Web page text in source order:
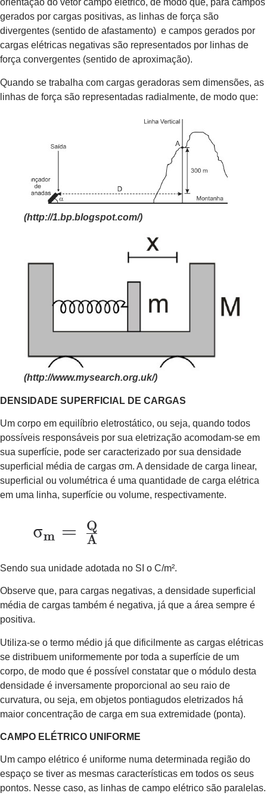
orientação do vetor campo elétrico, de modo que, para campos
gerados por cargas positivas, as linhas de força são
divergentes (sentido de afastamento) e campos gerados por
cargas elétricas negativas são representados por linhas de
força convergentes (sentido de aproximação).
Quando se trabalha com cargas geradoras sem dimensões, as
linhas de força são representadas radialmente, de modo que:
(http://1.bp.blogspot.com/)
(http://www.mysearch.org.uk/)
DENSIDADE SUPERFICIAL DE CARGAS
Um corpo em equilíbrio eletrostático, ou seja, quando todos
possíveis responsáveis por sua eletrização acomodam-se em
sua superfície, pode ser caracterizado por sua densidade
superficial média de cargas σm. A densidade de carga linear,
superficial ou volumétrica é uma quantidade de carga elétrica
em uma linha, superfície ou volume, respectivamente.
Sendo sua unidade adotada no SI o C/m².
Observe que, para cargas negativas, a densidade superficial
média de cargas também é negativa, já que a área sempre é
positiva.
Utiliza-se o termo médio já que dificilmente as cargas elétricas
se distribuem uniformemente por toda a superfície de um
corpo, de modo que é possível constatar que o módulo desta
densidade é inversamente proporcional ao seu raio de
curvatura, ou seja, em objetos pontiagudos eletrizados há
maior concentração de carga em sua extremidade (ponta).
CAMPO ELÉTRICO UNIFORME
Um campo elétrico é uniforme numa determinada região do
espaço se tiver as mesmas características em todos os seus
pontos. Nesse caso, as linhas de campo elétrico são paralelas.